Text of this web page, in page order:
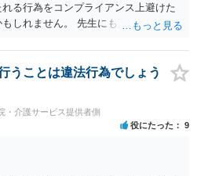
る行為をコンプライアンス上避けた
しれません。 先生にも万一迷惑をか
うことは違法行為でしょう
・介護サービス提供者側
役にたった 9